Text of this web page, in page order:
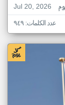
Jul 20, 2026
عدد الكلمات: ٩٤٩